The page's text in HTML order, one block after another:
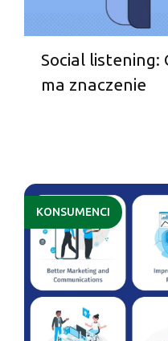
Social listening:
ma znaczenie
KONSUMENCI